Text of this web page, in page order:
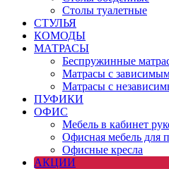
Столы туалетные
СТУЛЬЯ
КОМОДЫ
МАТРАСЫ
Беспружинные
Матрасы с
Матрасы с
ПУФИКИ
ОФИС
Мебель в кабинет
Офисная мебель для
Офисные кресла
АКЦИИ